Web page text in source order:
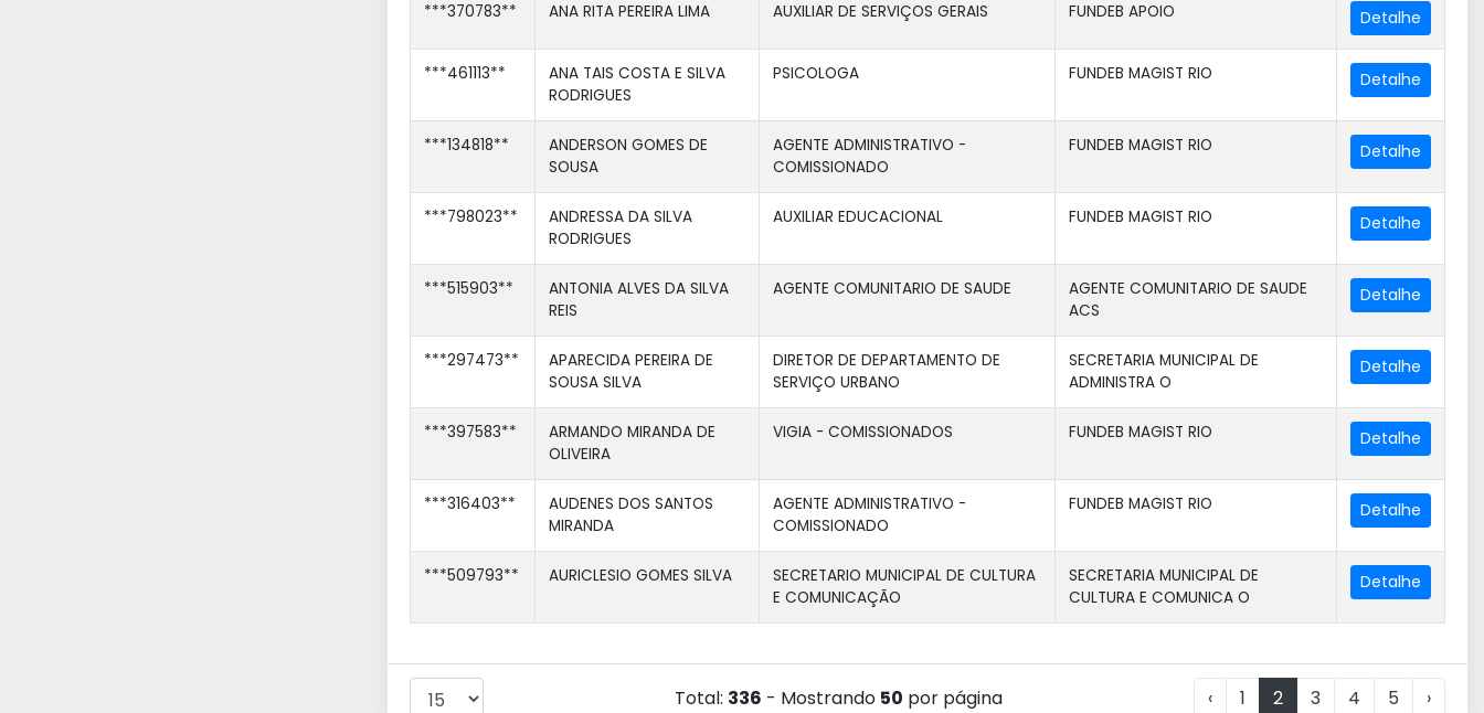
***370783** ANA RITA PEREIRA LIMA AUXILIAR DE SERVIÇOS GERAIS FUNDEB APOIO
***461113**
ANA TAIS COSTA E SILVA
RODRIGUES
PSICOLOGA FUNDEB MAGIST RIO
***134818**
ANDERSON GOMES DE
SOUSA
AGENTE ADMINISTRATIVO -
COMISSIONADO
FUNDEB MAGIST RIO
***798023**
ANDRESSA DA SILVA
RODRIGUES
AUXILIAR EDUCACIONAL FUNDEB MAGIST RIO
***515903**
ANTONIA ALVES DA SILVA
REIS
AGENTE COMUNITARIO DE SAUDE
AGENTE COMUNITARIO DE SAUDE
ACS
***297473**
APARECIDA PEREIRA DE
SOUSA SILVA
DIRETOR DE DEPARTAMENTO DE
SERVIÇO URBANO
SECRETARIA MUNICIPAL DE
ADMINISTRA O
***397583**
ARMANDO MIRANDA DE
OLIVEIRA
VIGIA - COMISSIONADOS FUNDEB MAGIST RIO
***316403**
AUDENES DOS SANTOS
MIRANDA
AGENTE ADMINISTRATIVO -
COMISSIONADO
FUNDEB MAGIST RIO
***509793** AURICLESIO GOMES SILVA
SECRETARIO MUNICIPAL DE CULTURA
E COMUNICAÇÃO
SECRETARIA MUNICIPAL DE
CULTURA E COMUNICA O
Total: 336 - Mostrando 50 por página ‹ 1 2 3 4 5 ›